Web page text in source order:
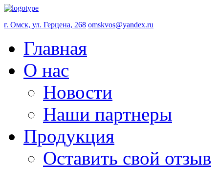
г. Омск, ул. Герцена, 268 omskvos@yandex.ru
Главная
О нас
Новости
Наши партнеры
Продукция
Оставить свой отзыв